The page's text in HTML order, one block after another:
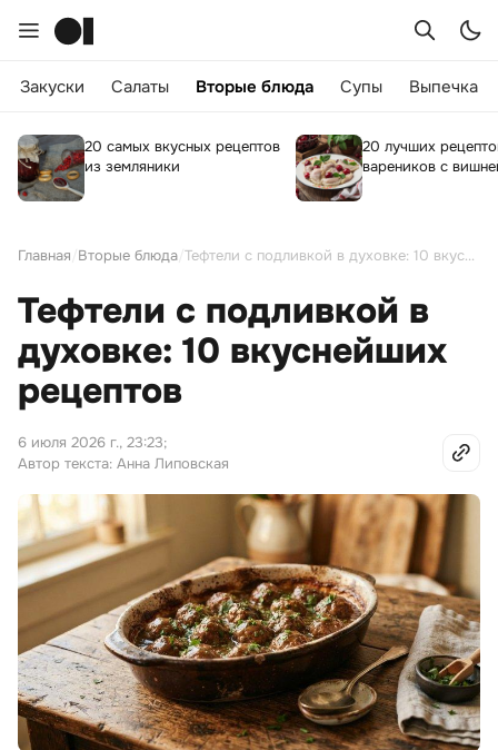
Закуски Салаты Вторые блюда Супы Выпечка
20 самых вкусных рецептов
из земляники
20 лучших
вареников с
Главная Вторые блюда Тефтели с подливкой в духовке: 10 вкуснейших рецептов
Тефтели с подливкой в
духовке: 10 вкуснейших
рецептов
6 июля 2026 г., 23:23;
Автор текста: Анна Липовская